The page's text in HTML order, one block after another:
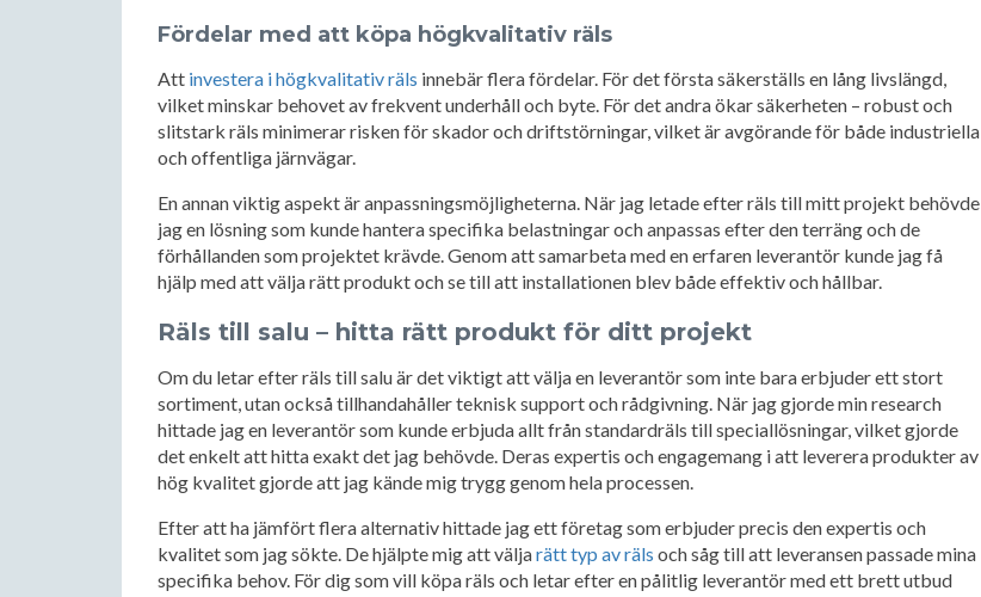
Fördelar med att köpa högkvalitativ räls
Att investera i högkvalitativ räls innebär flera fördelar. För det första säkerställs en lång livslängd,
vilket minskar behovet av frekvent underhåll och byte. För det andra ökar säkerheten – robust och
slitstark räls minimerar risken för skador och driftstörningar, vilket är avgörande för både industriella
och offentliga järnvägar.
En annan viktig aspekt är anpassningsmöjligheterna. När jag letade efter räls till mitt projekt behövde
jag en lösning som kunde hantera specifika belastningar och anpassas efter den terräng och de
förhållanden som projektet krävde. Genom att samarbeta med en erfaren leverantör kunde jag få
hjälp med att välja rätt produkt och se till att installationen blev både effektiv och hållbar.
Räls till salu – hitta rätt produkt för ditt projekt
Om du letar efter räls till salu är det viktigt att välja en leverantör som inte bara erbjuder ett stort
sortiment, utan också tillhandahåller teknisk support och rådgivning. När jag gjorde min research
hittade jag en leverantör som kunde erbjuda allt från standardräls till speciallösningar, vilket gjorde
det enkelt att hitta exakt det jag behövde. Deras expertis och engagemang i att leverera produkter av
hög kvalitet gjorde att jag kände mig trygg genom hela processen.
Efter att ha jämfört flera alternativ hittade jag ett företag som erbjuder precis den expertis och
kvalitet som jag sökte. De hjälpte mig att väljarätt typ av räls och såg till att leveransen passade mina
specifika behov. För dig som vill köpa räls och letar efter en pålitlig leverantör med ett brett utbud